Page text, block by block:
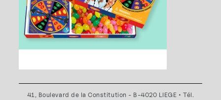
41, Boulevard de la Constitution - B-4020 LIEGE • Tél.